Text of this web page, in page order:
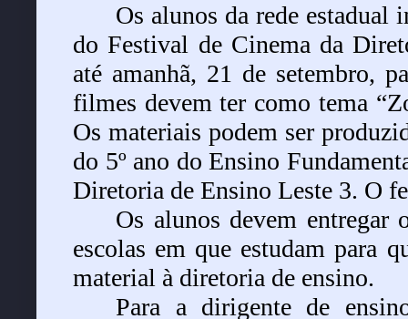
Os alunos da rede estadual
do Festival de Cinema da
até amanhã, 21 de setembro,
filmes devem ter como tema
Os materiais podem ser
do 5º ano do Ensino
Diretoria de Ensino Leste 3. O
Os alunos devem entregar
escolas em que estudam para
material à diretoria de ensino.
Para a dirigente de